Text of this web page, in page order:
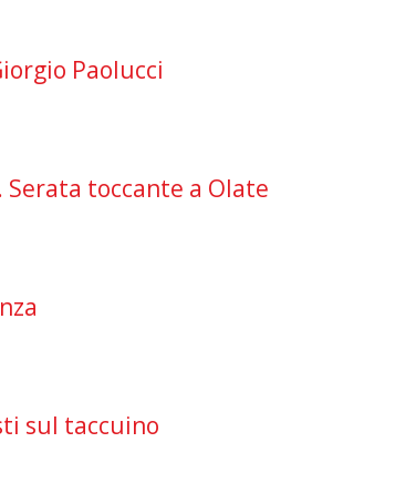
Paolucci
toccante a Olate
sul taccuino